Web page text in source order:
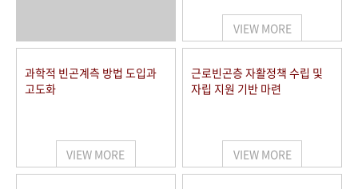
VIEW MORE
과학적 빈곤계측 방법 도입과
고도화
VIEW MORE
근로빈곤층 자활정책 수립 및
자립 지원 기반 마련
VIEW MORE